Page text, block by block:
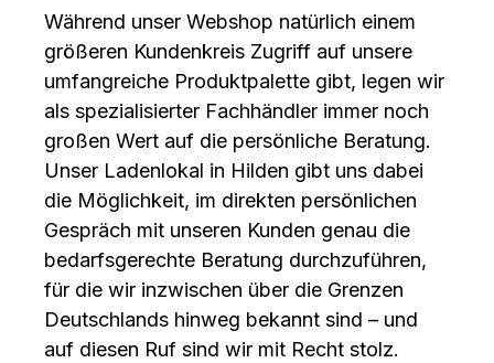
Während unser Webshop natürlich einem
größeren Kundenkreis Zugriff auf unsere
umfangreiche Produktpalette gibt, legen wir
als spezialisierter Fachhändler immer noch
großen Wert auf die persönliche Beratung.
Unser Ladenlokal in Hilden gibt uns dabei
die Möglichkeit, im direkten persönlichen
Gespräch mit unseren Kunden genau die
bedarfsgerechte Beratung durchzuführen,
für die wir inzwischen über die Grenzen
Deutschlands hinweg bekannt sind – und
auf diesen Ruf sind wir mit Recht stolz.